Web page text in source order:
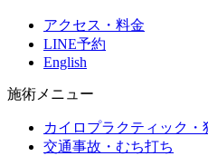
アクセス・料金
LINE予約
English
施術メニュー
カイロプラクティック
交通事故・むち打ち